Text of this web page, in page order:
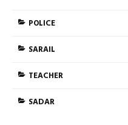
POLICE
SARAIL
TEACHER
SADAR